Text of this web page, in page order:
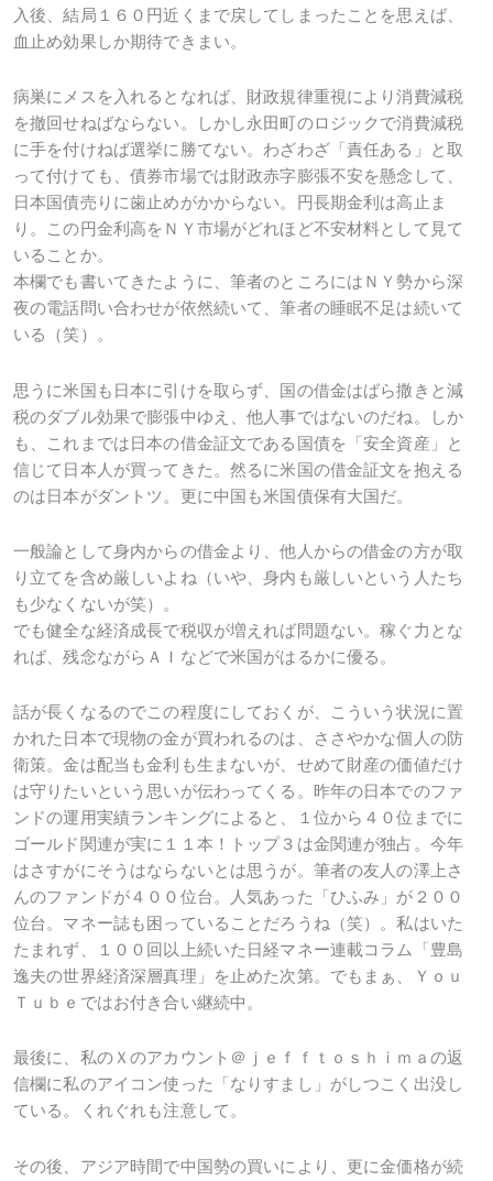
入後、結局１６０円近くまで戻してしまったことを思えば、
血止め効果しか期待できまい。
病巣にメスを入れるとなれば、財政規律重視により消費減税
を撤回せねばならない。しかし永田町のロジックで消費減税
に手を付けねば選挙に勝てない。わざわざ「責任ある」と取
って付けても、債券市場では財政赤字膨張不安を懸念して、
日本国債売りに歯止めがかからない。円長期金利は高止ま
り。この円金利高をＮＹ市場がどれほど不安材料として見て
いることか。
本欄でも書いてきたように、筆者のところにはＮＹ勢から深
夜の電話問い合わせが依然続いて、筆者の睡眠不足は続いて
いる（笑）。
思うに米国も日本に引けを取らず、国の借金はばら撒きと減
税のダブル効果で膨張中ゆえ、他人事ではないのだね。しか
も、これまでは日本の借金証文である国債を「安全資産」と
信じて日本人が買ってきた。然るに米国の借金証文を抱える
のは日本がダントツ。更に中国も米国債保有大国だ。
一般論として身内からの借金より、他人からの借金の方が取
り立てを含め厳しいよね（いや、身内も厳しいという人たち
も少なくないが笑）。
でも健全な経済成長で税収が増えれば問題ない。稼ぐ力とな
れば、残念ながらＡＩなどで米国がはるかに優る。
話が長くなるのでこの程度にしておくが、こういう状況に置
かれた日本で現物の金が買われるのは、ささやかな個人の防
衛策。金は配当も金利も生まないが、せめて財産の価値だけ
は守りたいという思いが伝わってくる。昨年の日本でのファ
ンドの運用実績ランキングによると、１位から４０位までに
ゴールド関連が実に１１本！トップ３は金関連が独占。今年
はさすがにそうはならないとは思うが。筆者の友人の澤上さ
んのファンドが４００位台。人気あった「ひふみ」が２００
位台。マネー誌も困っていることだろうね（笑）。私はいた
たまれず、１００回以上続いた日経マネー連載コラム「豊島
逸夫の世界経済深層真理」を止めた次第。でもまぁ、Ｙｏｕ
Ｔｕｂｅではお付き合い継続中。
最後に、私のＸのアカウント＠ｊｅｆｆｔｏｓｈｉｍａの返
信欄に私のアイコン使った「なりすまし」がしつこく出没し
ている。くれぐれも注意して。
その後、アジア時間で中国勢の買いにより、更に金価格が続